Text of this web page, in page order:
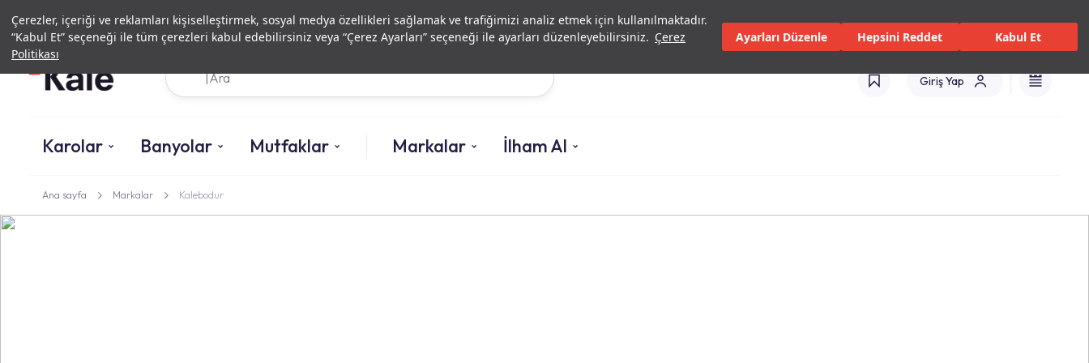
Çerezler, içeriği ve reklamları kişiselleştirmek, sosyal medya özellikleri sağlamak ve trafiğimizi analiz etmek için kullanılmaktadır.
“Kabul Et” seçeneği ile tüm çerezleri kabul edebilirsiniz veya “Çerez Ayarları” seçeneği ile ayarları düzenleyebilirsiniz. Çerez
Politikası
Ayarları Düzenle Hepsini Reddet Kabul Et
Yatırımcı İlişkileriYetkili Servisler ve HizmetlerMağazalarKataloglar Türkiye(TR)
Ara Giriş Yap
Karolar Banyolar Mutfaklar Markalar İlham Al
Ana sayfa Markalar Kalebodur